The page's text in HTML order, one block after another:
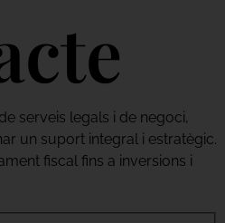
serveis legals i de negoci,
un suport integral i estratègic.
fiscal fins a inversions i